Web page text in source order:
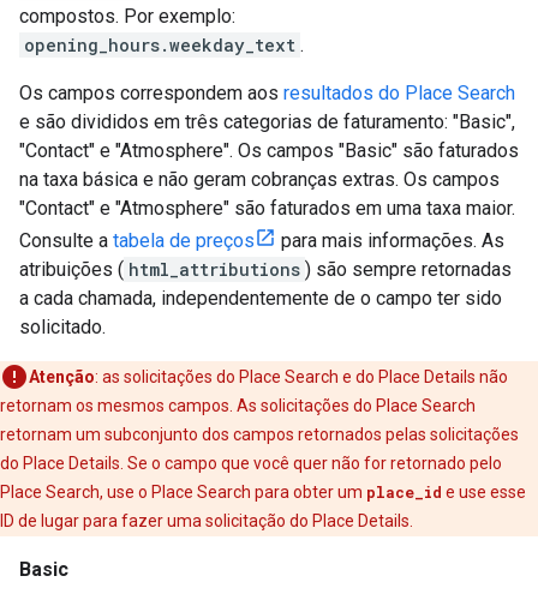
compostos. Por exemplo:
opening_hours.weekday_text .
Os campos correspondem aos resultados do Place Search
e são divididos em três categorias de faturamento: "Basic",
"Contact" e "Atmosphere". Os campos "Basic" são faturados
na taxa básica e não geram cobranças extras. Os campos
"Contact" e "Atmosphere" são faturados em uma taxa maior.
Consulte a tabela de preços
para mais informações. As
atribuições ( html_attributions ) são sempre retornadas
a cada chamada, independentemente de o campo ter sido
solicitado.
Atenção: as solicitações do Place Search e do Place Details não
retornam os mesmos campos. As solicitações do Place Search
retornam um subconjunto dos campos retornados pelas solicitações
do Place Details. Se o campo que você quer não for retornado pelo
Place Search, use o Place Search para obter um place_id e use esse
ID de lugar para fazer uma solicitação do Place Details.
Basic